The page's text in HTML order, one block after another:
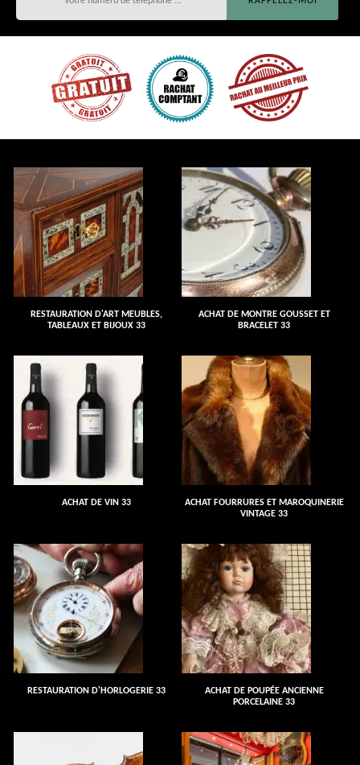
RESTAURATION D'ART MEUBLES,
TABLEAUX ET BIJOUX 33
ACHAT DE MONTRE GOUSSET ET
BRACELET 33
ACHAT DE VIN 33
ACHAT FOURRURES ET MAROQUINERIE
VINTAGE 33
RESTAURATION D'HORLOGERIE 33
ACHAT DE POUPÉE ANCIENNE
PORCELAINE 33